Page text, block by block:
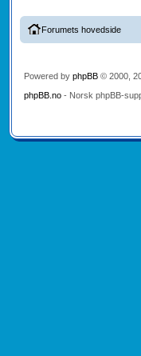
Forumets hovedside
Powered by phpBB© 2000,
phpBB.no- Norsk phpBB-